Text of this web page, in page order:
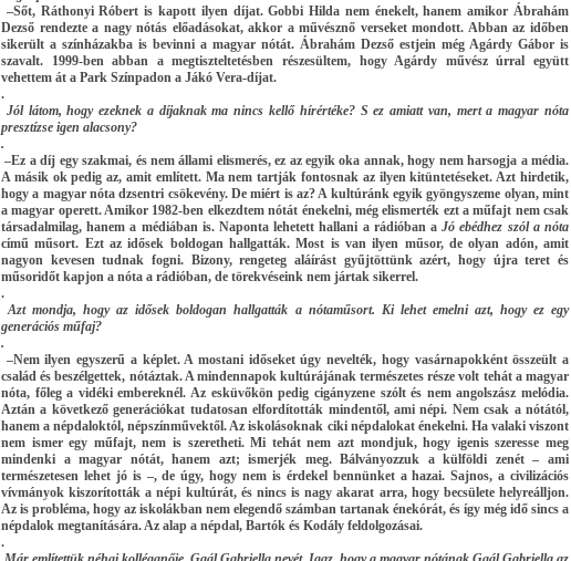
–Sőt, Ráthonyi Róbert is kapott ilyen díjat. Gobbi Hilda nem énekelt, hanem amikor Ábrahám
Dezső rendezte a nagy nótás előadásokat, akkor a művésznő verseket mondott. Abban az időben
sikerült a színházakba is bevinni a magyar nótát. Ábrahám Dezső estjein még Agárdy Gábor is
szavalt. 1999-ben abban a megtiszteltetésben részesültem, hogy Agárdy művész úrral együtt
vehettem át a Park Színpadon a Jákó Vera-díjat.
.
Jól látom, hogy ezeknek a díjaknak ma nincs kellő hírértéke? S ez amiatt van, mert a magyar nóta
presztízse igen alacsony?
.
–Ez a díj egy szakmai, és nem állami elismerés, ez az egyik oka annak, hogy nem harsogja a média.
A másik ok pedig az, amit említett. Ma nem tartják fontosnak az ilyen kitüntetéseket. Azt hirdetik,
hogy a magyar nóta dzsentri csökevény. De miért is az? A kultúránk egyik gyöngyszeme olyan, mint
a magyar operett. Amikor 1982-ben elkezdtem nótát énekelni, még elismerték ezt a műfajt nem csak
társadalmilag, hanem a médiában is. Naponta lehetett hallani a rádióban aJó ebédhez szól a nóta
című műsort. Ezt az idősek boldogan hallgatták. Most is van ilyen műsor, de olyan adón, amit
nagyon kevesen tudnak fogni. Bizony, rengeteg aláírást gyűjtöttünk azért, hogy újra teret és
műsoridőt kapjon a nóta a rádióban, de törekvéseink nem jártak sikerrel.
.
Azt mondja, hogy az idősek boldogan hallgatták a nótaműsort. Ki lehet emelni azt, hogy ez egy
generációs műfaj?
.
–Nem ilyen egyszerű a képlet. A mostani időseket úgy nevelték, hogy vasárnapokként összeült a
család és beszélgettek, nótáztak. A mindennapok kultúrájának természetes része volt tehát a magyar
nóta, főleg a vidéki embereknél. Az esküvőkön pedig cigányzene szólt és nem angolszász melódia.
Aztán a következő generációkat tudatosan elfordították mindentől, ami népi. Nem csak a nótától,
hanem a népdaloktól, népszínművektől. Az iskolásoknak ciki népdalokat énekelni. Ha valaki viszont
nem ismer egy műfajt, nem is szeretheti. Mi tehát nem azt mondjuk, hogy igenis szeresse meg
mindenki a magyar nótát, hanem azt; ismerjék meg. Bálványozzuk a külföldi zenét – ami
természetesen lehet jó is –, de úgy, hogy nem is érdekel bennünket a hazai. Sajnos, a civilizációs
vívmányok kiszorították a népi kultúrát, és nincs is nagy akarat arra, hogy becsülete helyreálljon.
Az is probléma, hogy az iskolákban nem elegendő számban tartanak énekórát, és így még idő sincs a
népdalok megtanítására. Az alap a népdal, Bartók és Kodály feldolgozásai.
.